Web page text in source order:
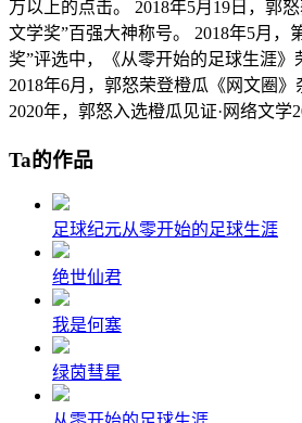
万以上的点击。 2018年5月19日，郭
文学奖”百强大神称号。 2018年5月，
奖”评选中，《从零开始的足球生涯》
2018年6月，郭怒荣登橙瓜《网文圈》
2020年，郭怒入选橙瓜见证·网络文学
Ta的作品
足球纪元从零开始的足球生涯
绝世仙君
我是何塞
绿茵彗星